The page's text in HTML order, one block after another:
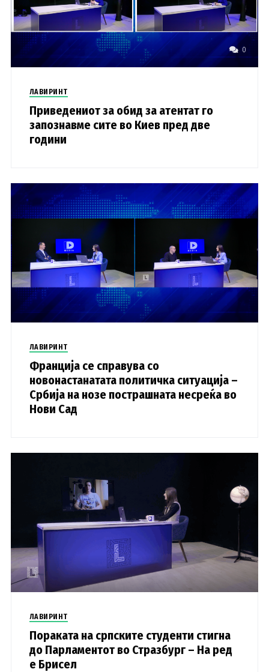
0
ЛАВИРИНТ
Приведениот за обид за атентат го
запознавме сите во Киев пред две
години
ЛАВИРИНТ
Франција се справува со
новонастанатата политичка ситуација –
Србија на нозе пострашната несреќа во
Нови Сад
ЛАВИРИНТ
Пораката на српските студенти стигна
до Парламентот во Стразбург – На ред
е Брисел